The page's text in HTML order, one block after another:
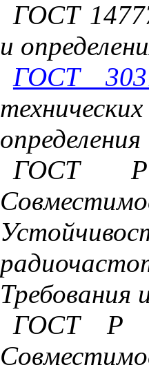
ГОСТ
и
ГОСТ
определения
ГОСТ Р
ГОСТ Р